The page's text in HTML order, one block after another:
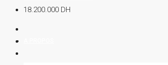
18.200.000 DH